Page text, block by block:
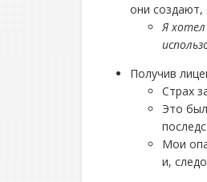
они создают,
Я
Получив
Страх
Это
Мои
и,